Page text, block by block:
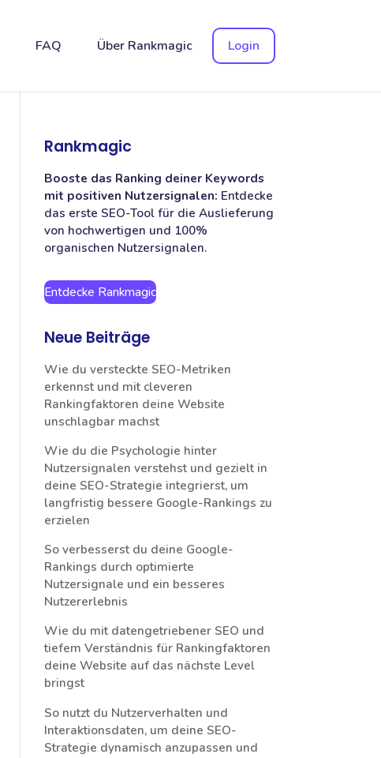
FAQ Über Rankmagic Login
Rankmagic
Booste das Ranking deiner Keywords
mit positiven Nutzersignalen: Entdecke
das erste SEO-Tool für die Auslieferung
von hochwertigen und 100%
organischen Nutzersignalen.
Entdecke Rankmagic
Neue Beiträge
Wie du versteckte SEO-Metriken
erkennst und mit cleveren
Rankingfaktoren deine Website
unschlagbar machst
Wie du die Psychologie hinter
Nutzersignalen verstehst und gezielt in
deine SEO-Strategie integrierst, um
langfristig bessere Google-Rankings zu
erzielen
So verbesserst du deine Google-
Rankings durch optimierte
Nutzersignale und ein besseres
Nutzererlebnis
Wie du mit datengetriebener SEO und
tiefem Verständnis für Rankingfaktoren
deine Website auf das nächste Level
bringst
So nutzt du Nutzerverhalten und
Interaktionsdaten, um deine SEO-
Strategie dynamisch anzupassen und